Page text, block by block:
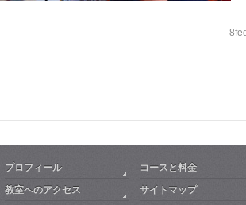
プロフィール コースと料金
教室へのアクセス サイトマップ